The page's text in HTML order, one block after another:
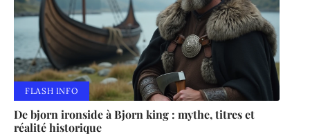
FLASH INFO
De bjorn ironside à Bjorn king : mythe, titres et
réalité historique